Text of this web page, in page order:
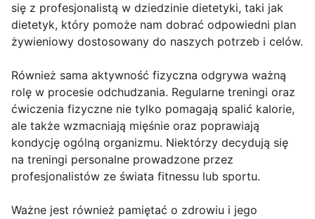
się z profesjonalistą w dziedzinie dietetyki, taki jak
dietetyk, który pomoże nam dobrać odpowiedni plan
żywieniowy dostosowany do naszych potrzeb i celów.
Również sama aktywność fizyczna odgrywa ważną
rolę w procesie odchudzania. Regularne treningi oraz
ćwiczenia fizyczne nie tylko pomagają spalić kalorie,
ale także wzmacniają mięśnie oraz poprawiają
kondycję ogólną organizmu. Niektórzy decydują się
na treningi personalne prowadzone przez
profesjonalistów ze świata fitnessu lub sportu.
Ważne jest również pamiętać o zdrowiu i jego